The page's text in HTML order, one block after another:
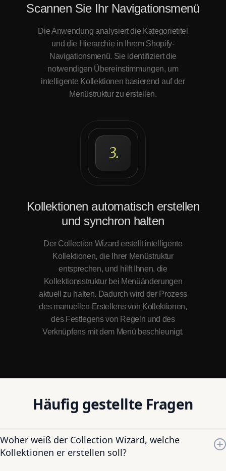
Scannen Sie Ihr Navigationsmenü
Die Anwendung analysiert die Kategorietitel
und die Hierarchie in Ihrem Shopify-
Navigationsmenü. Sie identifiziert die
notwendigen Übereinstimmungen, um
intelligente Kollektionen basierend auf der
Menüstruktur zu erstellen.
3.
Kollektionen automatisch erstellen
und synchron halten
Der Collection Wizard erstellt intelligente
Kollektionen, die Ihrer Menüstruktur
entsprechen, und hilft Ihnen, die
Kollektionsstruktur bei Menüänderungen
aktuell zu halten. Dadurch wird der Prozess
des manuellen Erstellens von Kollektionen,
des Festlegens von Regeln und des
Verknüpfens mit dem Menü beschleunigt.
Häufig gestellte Fragen
Woher weiß der Collection Wizard, welche
Kollektionen er erstellen soll?